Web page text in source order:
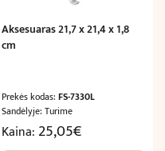
Aksesuaras 21,7 x 21,4 x 1,8
cm
Prekės kodas:FS-7330L
Sandėlyje: Turime
Kaina: 25,05€